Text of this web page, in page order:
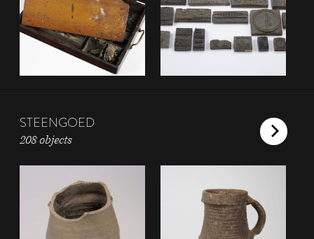
STEENGOED
208 objects